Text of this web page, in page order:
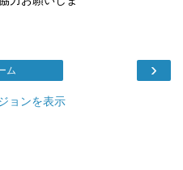
›
ム
ョンを表示